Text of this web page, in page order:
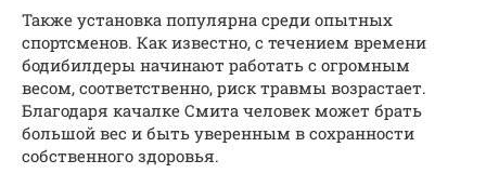
Также установка популярна среди опытных
спортсменов. Как известно, с течением времени
бодибилдеры начинают работать с огромным
весом, соответственно, риск травмы возрастает.
Благодаря качалке Смита человек может брать
большой вес и быть уверенным в сохранности
собственного здоровья.